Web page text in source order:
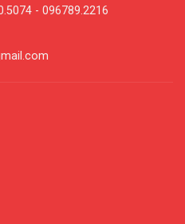
- 096789.2216